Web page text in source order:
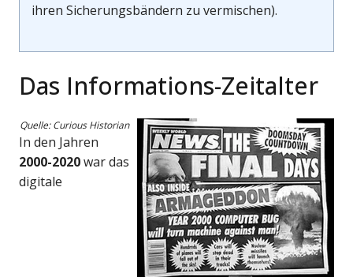
ihren Sicherungsbändern zu vermischen).
Das Informations-Zeitalter
Quelle: Curious Historian
In den Jahren
2000-2020war das
digitale